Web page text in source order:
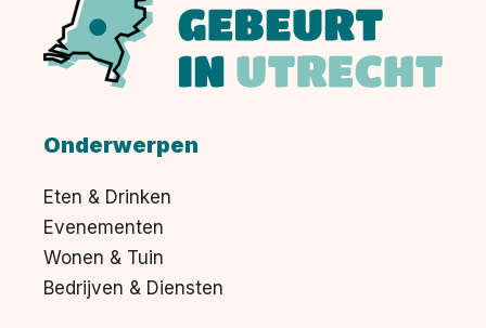
Onderwerpen
Eten & Drinken
Evenementen
Wonen & Tuin
Bedrijven & Diensten